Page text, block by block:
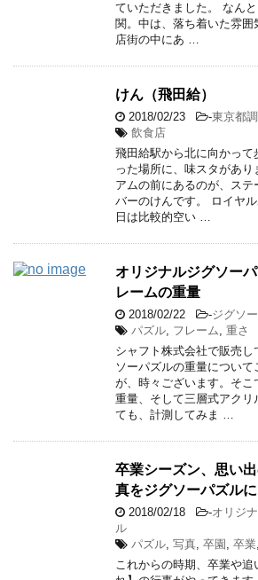
ていただきました。 なん
関。中は、落ち着いた雰
店街の中にあ …
けん（飛田給）
2018/02/23 -東京都
飲食店
飛田給駅から北に向かっ
った場所に、味スタがあ
アムの前にあるのが、ス
バーのけんです。 ロイヤ
日は比較的空い …
オリジナルジグソー
レームの重量
2018/02/22 -ジグソ
パズル, フレーム, 重さ
シャフト株式会社で販売
ソーパズルの重量について
が、時々ございます。そ
重量、そして三層式アク
ても、計測してみま …
卒業シーズン、思い
真をジグソーパズルに
2018/02/18 -オリジ
ル
パズル, 写真, 卒園 , 卒業,
これからの時期、卒業や追